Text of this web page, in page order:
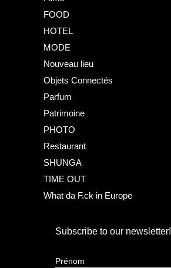
FOOD
HOTEL
MODE
Nouveau lieu
Objets Connectés
Parfum
Patrimoine
PHOTO
Restaurant
SHUNGA
TIME OUT
What da F.ck in Europe
Subscribe to our newsletter!
Prénom